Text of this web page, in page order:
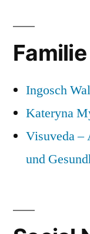
Familie
Ingosch
Kateryna
Visuveda –
und